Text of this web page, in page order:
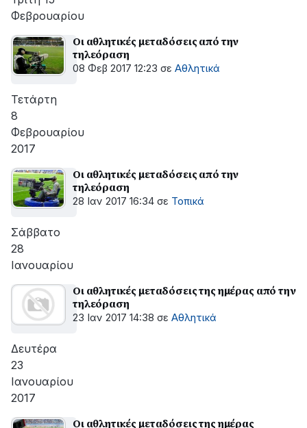
Φεβρουαρίου
Οι αθλητικές μεταδόσεις από την
τηλεόραση
08 Φεβ 2017 12:23 σε Αθλητικά
Τετάρτη
8
Φεβρουαρίου
2017
Οι αθλητικές μεταδόσεις από την
τηλεόραση
28 Ιαν 2017 16:34 σε Τοπικά
Σάββατο
28
Ιανουαρίου
Οι αθλητικές μεταδόσεις της ημέρας από την
τηλεόραση
23 Ιαν 2017 14:38 σε Αθλητικά
Δευτέρα
23
Ιανουαρίου
2017
Οι αθλητικές μεταδόσεις της ημέρας